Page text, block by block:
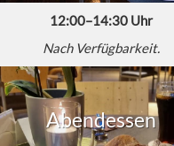
12:00–14:30 Uhr
Nach Verfügbarkeit.
Abendessen